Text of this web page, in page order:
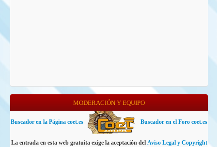
MODERACIÓN Y EQUIPO
Buscador en la Página coet.es Buscador en el Foro coet.es
La entrada en esta web gratuita exige la aceptación del Aviso Legal y Copyright